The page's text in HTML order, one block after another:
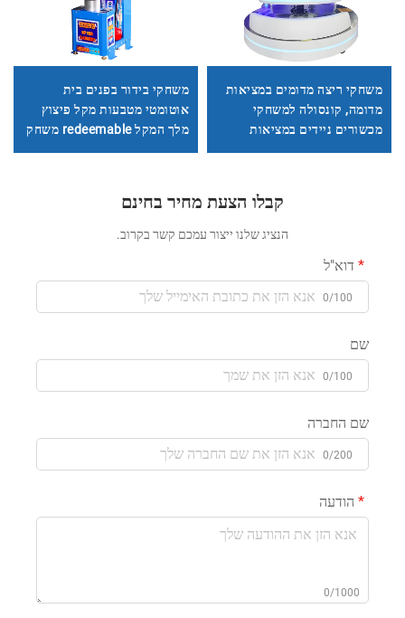
משחקי ריצה מדומים במציאות
מדומה, קונסולה למשחקי
מכשורים ניידים במציאות
משחקי בידור בפנים בית
אוטומטי מטבעות מקל פיצוץ
מלך המקל redeemable משחק
קבלו הצעת מחיר בחינם
הנציג שלנו ייצור עמכם קשר בקרוב.
דוא"ל
0/100
שם
0/100
שם החברה
0/200
הודעה
0/1000